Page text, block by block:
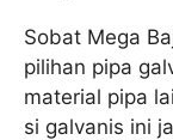
Sobat Mega
pilihan pipa
material pipa
si galvanis ini